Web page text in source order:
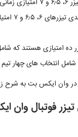
در وان ایکس بت به شرح
فوتبال وان